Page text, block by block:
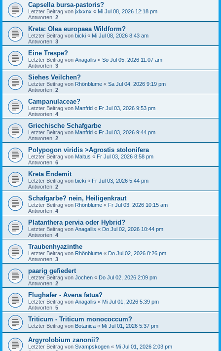
Capsella bursa-pastoris?
Letzter Beitrag von jxlxxnx « Mi Jul 08, 2026 12:18 pm
Antworten: 2
Kreta: Olea europaea Wildform?
Letzter Beitrag von bicki « Mi Jul 08, 2026 8:43 am
Antworten: 3
Eine Trespe?
Letzter Beitrag von Anagallis « So Jul 05, 2026 11:07 am
Antworten: 3
Siehes Veilchen?
Letzter Beitrag von Rhönblume « Sa Jul 04, 2026 9:19 pm
Antworten: 2
Campanulaceae?
Letzter Beitrag von Manfrid « Fr Jul 03, 2026 9:53 pm
Antworten: 4
Griechische Schafgarbe
Letzter Beitrag von Manfrid « Fr Jul 03, 2026 9:44 pm
Antworten: 2
Polypogon viridis >Agrostis stolonifera
Letzter Beitrag von Maltus « Fr Jul 03, 2026 8:58 pm
Antworten: 6
Kreta Endemit
Letzter Beitrag von bicki « Fr Jul 03, 2026 5:44 pm
Antworten: 2
Schafgarbe? nein, Heiligenkraut
Letzter Beitrag von Rhönblume « Fr Jul 03, 2026 10:15 am
Antworten: 4
Platanthera pervia oder Hybrid?
Letzter Beitrag von Anagallis « Do Jul 02, 2026 10:44 pm
Antworten: 4
Traubenhyazinthe
Letzter Beitrag von Rhönblume « Do Jul 02, 2026 8:26 pm
Antworten: 3
paarig gefiedert
Letzter Beitrag von Jochen « Do Jul 02, 2026 2:09 pm
Antworten: 2
Flughafer - Avena fatua?
Letzter Beitrag von Anagallis « Mi Jul 01, 2026 5:39 pm
Antworten: 5
Triticum - Triticum monococcum?
Letzter Beitrag von Botanica « Mi Jul 01, 2026 5:37 pm
Argyrolobium zanonii?
Letzter Beitrag von Svampskogen « Mi Jul 01, 2026 2:03 pm